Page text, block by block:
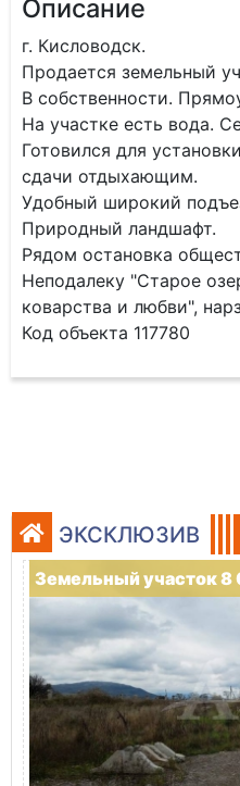
Описание
г. Кисловодск.
Продается земельный
В собственности.
На участке есть вода.
Готовился для
сдачи отдыхающим.
Удобный широкий
Природный ландшафт.
Рядом остановка
Неподалеку "Старое
коварства и любви",
Код объекта 117780
ЭКСКЛЮЗИВ
Земельный участок